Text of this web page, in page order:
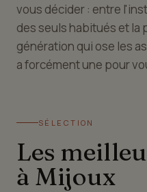
vous décider : entre
des seuls habitués et la
génération qui ose les
a forcément une pour
SÉLECTION
Les
à Mijoux